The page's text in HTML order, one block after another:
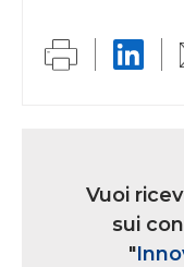
iscrizioneVuoi
sui
"